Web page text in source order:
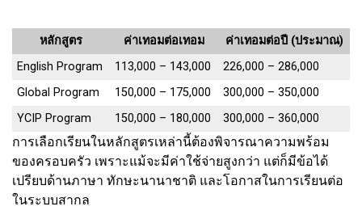
หลักสูตร ค่าเทอมต่อเทอม
ค่าเทอมต่อปี (ประมาณ)
English Program
113,000 – 143,000
226,000 – 286,000
Global Program
150,000 – 175,000
300,000 – 350,000
YCIP Program
150,000 – 180,000 300,000 – 360,000
การเลือกเรียนในหลักสูตรเหล่านี้ต้องพิจารณาความพร้อม
ของครอบครัว เพราะแม้จะมีค่าใช้จ่ายสูงกว่า แต่ก็มีข้อได้
เปรียบด้านภาษา ทักษะนานาชาติ และโอกาสในการเรียนต่อ
ในระบบสากล